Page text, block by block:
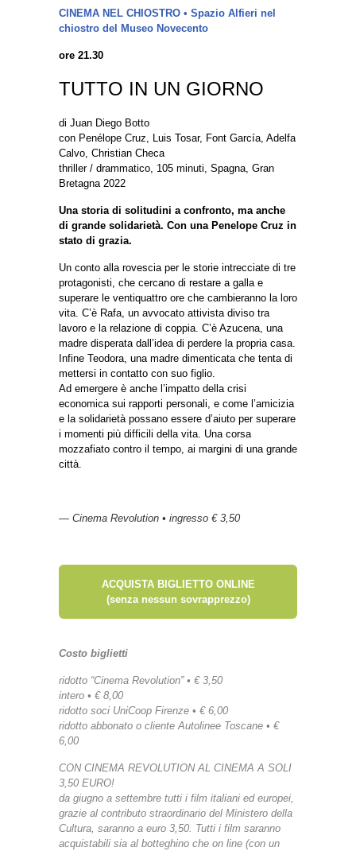
CINEMA NEL CHIOSTRO • Spazio Alfieri nel
chiostro del Museo Novecento
ore 21.30
TUTTO IN UN GIORNO
di Juan Diego Botto
con Penélope Cruz, Luis Tosar, Font García, Adelfa
Calvo, Christian Checa
thriller / drammatico, 105 minuti, Spagna, Gran
Bretagna 2022
Una storia di solitudini a confronto, ma anche
di grande solidarietà. Con una Penelope Cruz in
stato di grazia.
Un conto alla rovescia per le storie intrecciate di tre
protagonisti, che cercano di restare a galla e
superare le ventiquattro ore che cambieranno la loro
vita. C’è Rafa, un avvocato attivista diviso tra
lavoro e la relazione di coppia. C’è Azucena, una
madre disperata dall’idea di perdere la propria casa.
Infine Teodora, una madre dimenticata che tenta di
mettersi in contatto con suo figlio.
Ad emergere è anche l’impatto della crisi
economica sui rapporti personali, e come l’amicizia
e la solidarietà possano essere d’aiuto per superare
i momenti più difficili della vita. Una corsa
mozzafiato contro il tempo, ai margini di una grande
città.
— Cinema Revolution • ingresso € 3,50
ACQUISTA BIGLIETTO ONLINE
(senza nessun sovrapprezzo)
Costo biglietti
ridotto “Cinema Revolution” • € 3,50
intero • € 8,00
ridotto soci UniCoop Firenze • € 6,00
ridotto abbonato o cliente Autolinee Toscane • €
6,00
CON CINEMA REVOLUTION AL CINEMA A SOLI
3,50 EURO!
da giugno a settembre tutti i film italiani ed europei,
grazie al contributo straordinario del Ministero della
Cultura, saranno a euro 3,50. Tutti i film saranno
acquistabili sia al botteghino che on line (con un